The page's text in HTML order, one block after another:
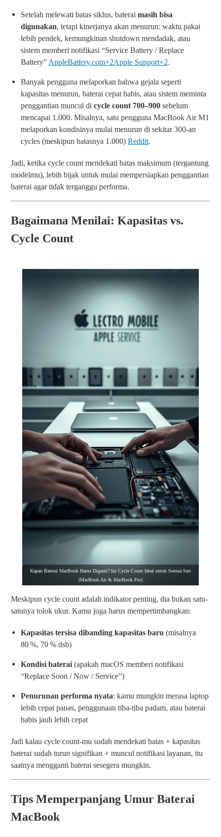
Setelah melewati batas siklus, baterai masih bisa
digunakan, tetapi kinerjanya akan menurun: waktu pakai
lebih pendek, kemungkinan shutdown mendadak, atau
sistem memberi notifikasi “Service Battery / Replace
Battery” AppleBattery.com+2Apple Support+2.
Banyak pengguna melaporkan bahwa gejala seperti
kapasitas menurun, baterai cepat habis, atau sistem meminta
penggantian muncul di cycle count 700–900 sebelum
mencapai 1.000. Misalnya, satu pengguna MacBook Air M1
melaporkan kondisinya mulai menurun di sekitar 300-an
cycles (meskipun batasnya 1.000) Reddit.
Jadi, ketika cycle count mendekati batas maksimum (tergantung
modelmu), lebih bijak untuk mulai mempersiapkan penggantian
baterai agar tidak terganggu performa.
Bagaimana Menilai: Kapasitas vs.
Cycle Count
Kapan Baterai MacBook Harus Diganti? Ini Cycle Count Ideal untuk Semua Seri
(MacBook Air & MacBook Pro)
Meskipun cycle count adalah indikator penting, dia bukan satu-
satunya tolok ukur. Kamu juga harus mempertimbangkan:
Kapasitas tersisa dibanding kapasitas baru (misalnya
80 %, 70 % dsb)
Kondisi baterai (apakah macOS memberi notifikasi
“Replace Soon / Now / Service”)
Penurunan performa nyata: kamu mungkin merasa laptop
lebih cepat panas, penggunaan tiba-tiba padam, atau baterai
habis jauh lebih cepat
Jadi kalau cycle count-mu sudah mendekati batas + kapasitas
baterai sudah turun signifikan + muncul notifikasi layanan, itu
saatnya mengganti baterai sesegera mungkin.
Tips Memperpanjang Umur Baterai
MacBook